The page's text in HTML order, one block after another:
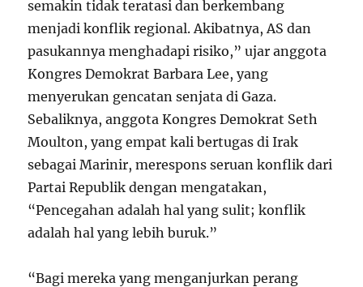
semakin tidak teratasi dan berkembang
menjadi konflik regional. Akibatnya, AS dan
pasukannya menghadapi risiko,” ujar anggota
Kongres Demokrat Barbara Lee, yang
menyerukan gencatan senjata di Gaza.
Sebaliknya, anggota Kongres Demokrat Seth
Moulton, yang empat kali bertugas di Irak
sebagai Marinir, merespons seruan konflik dari
Partai Republik dengan mengatakan,
“Pencegahan adalah hal yang sulit; konflik
adalah hal yang lebih buruk.”
“Bagi mereka yang menganjurkan perang